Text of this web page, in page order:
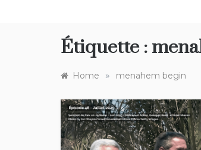
Étiquette :
Home » menahem begin